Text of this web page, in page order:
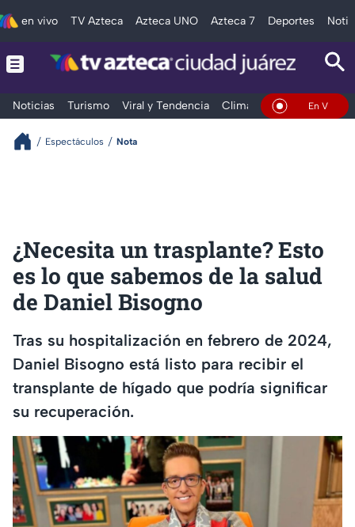
en vivo TV Azteca Azteca UNO Azteca 7 Deportes
Noticias Turismo Viral y Tendencia Clima DeportesEn Vivo
Espectáculos Nota
¿Necesita un trasplante? Esto
es lo que sabemos de la salud
de Daniel Bisogno
Tras su hospitalización en febrero de 2024,
Daniel Bisogno está listo para recibir el
transplante de hígado que podría significar
su recuperación.